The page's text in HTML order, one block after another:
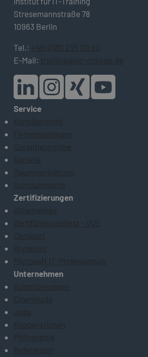
Stresemannstraße 78
10963 Berlin
Tel.: +49 (0)30 235 00 00
E-Mail: training@pc-college.de
Service
Kursübersicht
Firmenseminare
Garantietermine
Vorteile
Raumvermietung
Schulungsorte
Zertifizierungen
Allgemeines
Zertifizierungstest - VUE
Certiport
Kryterion
Microsoft IT-Professionals
Unternehmen
Autorisierungen
Downloads
Jobs
Kooperationen
Philosophie
Referenzen